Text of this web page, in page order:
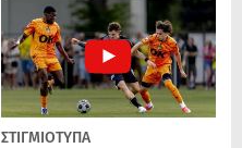
ΣΤΙΓΜΙΟΤΥΠΑ